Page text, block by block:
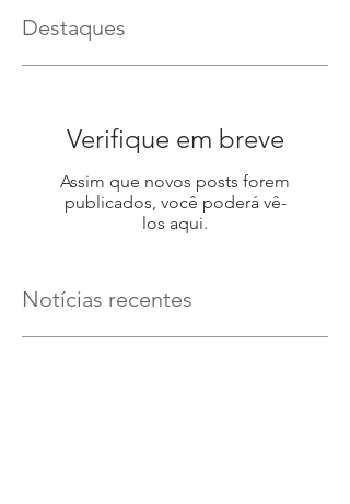
Destaques
Verifique em breve
Assim que novos posts forem
publicados, você poderá vê-
los aqui.
Notícias recentes